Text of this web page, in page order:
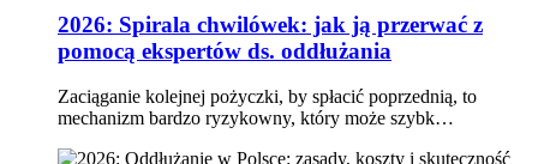
2026: Spirala chwilówek: jak ją przerwać z
pomocą ekspertów ds. oddłużania
Zaciąganie kolejnej pożyczki, by spłacić poprzednią, to
mechanizm bardzo ryzykowny, który może szybk…